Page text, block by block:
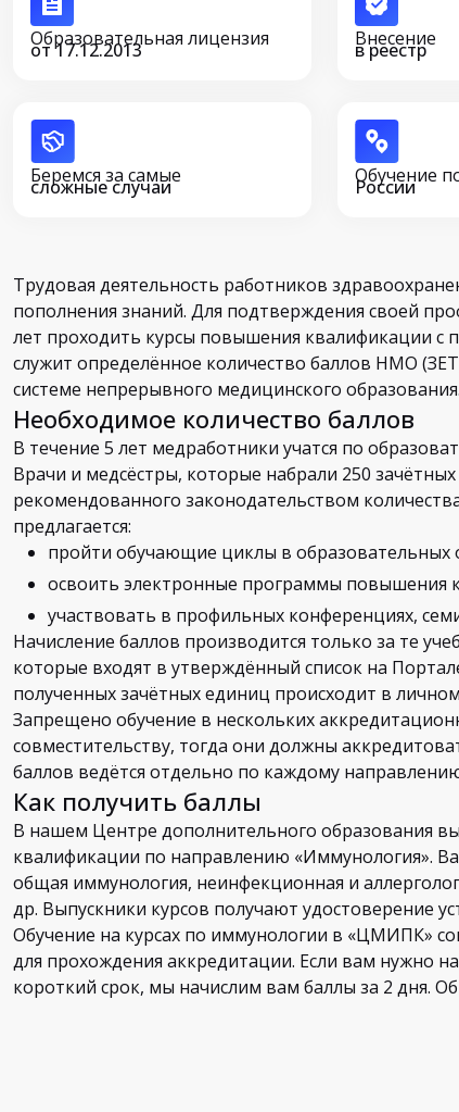
Образовательная лицензия
от 17.12.2013 Внесение
в реестр
Беремся за самые
сложные случаи Обучение
России
Трудовая деятельность работников
пополнения знаний. Для подтверждения своей
лет проходить курсы повышения квалификации с
служит определённое количество баллов НМО
системе непрерывного медицинского образования.
Необходимое количество баллов
В течение 5 лет медработники учатся по
Врачи и медсёстры, которые набрали 250
рекомендованного законодательством
предлагается:
пройти обучающие циклы в образовательных
освоить электронные программы повышения
участвовать в профильных конференциях,
Начисление баллов производится только за те
которые входят в утверждённый список на
полученных зачётных единиц происходит в
Запрещено обучение в нескольких
совместительству, тогда они должны
баллов ведётся отдельно по каждому
Как получить баллы
В нашем Центре дополнительного образования
квалификации по направлению «Иммунология».
общая иммунология, неинфекционная и
др. Выпускники курсов получают удостоверение
Обучение на курсах по иммунологии в «ЦМИПК»
для прохождения аккредитации. Если вам нужно
короткий срок, мы начислим вам баллы за 2 дня.